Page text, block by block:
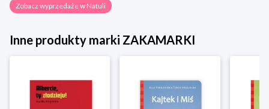
Zobacz wyprzedaże w Natuli
Inne produkty marki ZAKAMARKI